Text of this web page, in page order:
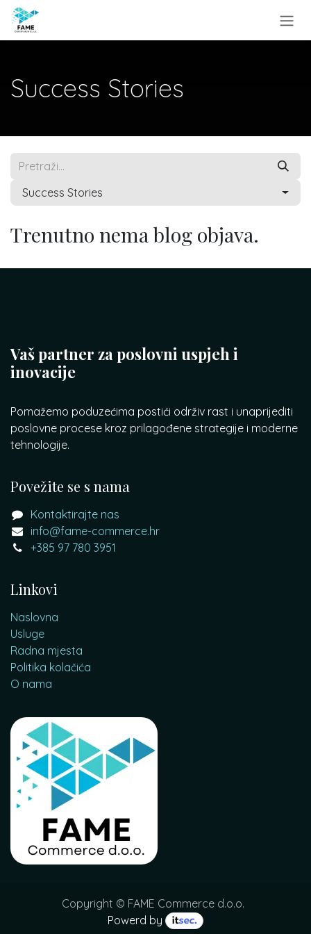
Skip to Content
Success Stories
Success Stories
Trenutno nema blog objava.
Vaš partner za poslovni uspjeh i
inovacije
Pomažemo poduzećima postići održiv rast i unaprijediti
poslovne procese kroz prilagođene strategije i moderne
tehnologije.
Povežite se s nama
Kontaktirajte nas
info@fame-commerce.hr
+385 97 780 3951
Linkovi
Naslovna
Usluge
Radna mjesta
Politika kolačića
O nama
Copyright © FAME Commerce d.o.o.
Powerd by